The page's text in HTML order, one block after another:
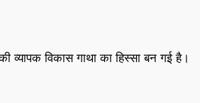
विकास गाथा का हिस्सा बन गई है।